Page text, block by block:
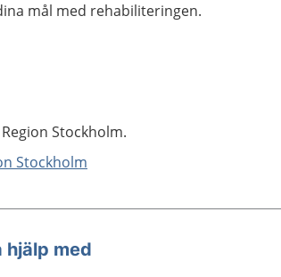
mål med rehabiliteringen.
Stockholm.
Stockholm
hjälp med